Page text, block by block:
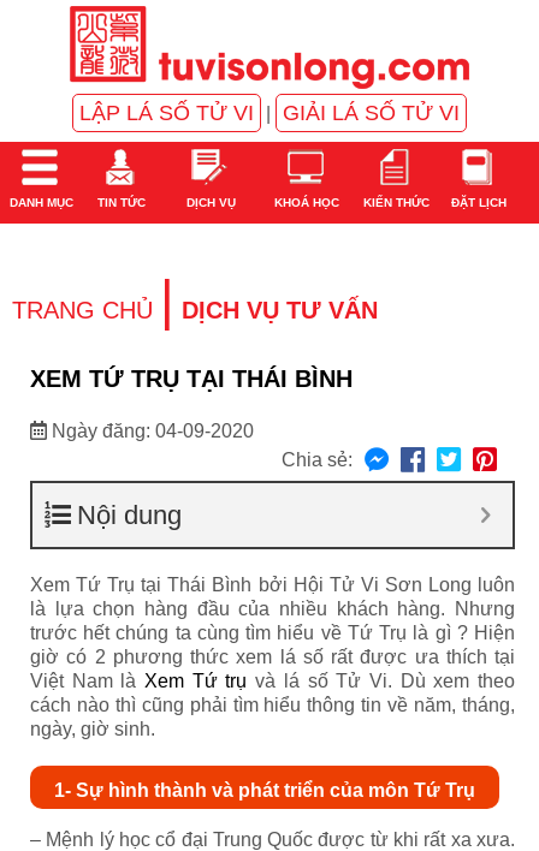
LẬP LÁ SỐ TỬ VI GIẢI LÁ SỐ TỬ VI
DANH MỤC TIN TỨC DỊCH VỤ KHOÁ HỌC KIẾN THỨC ĐẶT LỊCH
TRANG CHỦ | DỊCH VỤ TƯ VẤN
XEM TỨ TRỤ TẠI THÁI BÌNH
Ngày đăng: 04-09-2020
Chia sẻ:
Nội dung
Xem Tứ Trụ tại Thái Bình bởi Hội Tử Vi Sơn Long luôn
là lựa chọn hàng đầu của nhiều khách hàng. Nhưng
trước hết chúng ta cùng tìm hiểu về Tứ Trụ là gì ? Hiện
giờ có 2 phương thức xem lá số rất được ưa thích tại
Việt Nam là Xem Tứ trụ và lá số Tử Vi. Dù xem theo
cách nào thì cũng phải tìm hiểu thông tin về năm, tháng,
ngày, giờ sinh.
1- Sự hình thành và phát triển của môn Tứ Trụ
– Mệnh lý học cổ đại Trung Quốc được từ khi rất xa xưa.